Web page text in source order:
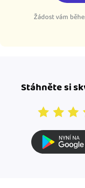
Žádost vám
Stáhněte si